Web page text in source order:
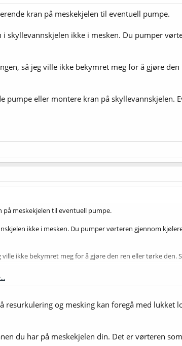
kran på meskekjelen til eventuell pumpe.
skyllevannskjelen ikke i mesken. Du pumper
så jeg ville ikke bekymret meg for å gjøre
pumpe eller montere kran på skyllevannskjelen.
på meskekjelen til eventuell pumpe.
ikke i mesken. Du pumper vørteren gjennom
ikke bekymret meg for å gjøre den ren eller tørke den.
montere kran på skyllevannskjelen. Eventuelt kan det
og mesking kan foregå med lukket
du har på meskekjelen din. Det er vørteren